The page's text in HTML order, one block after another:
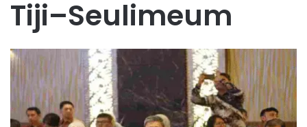
Tiji–Seulimeum